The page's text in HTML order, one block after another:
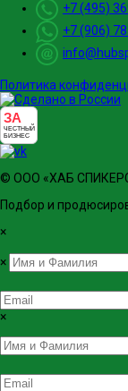
+7 (495)
+7 (906)
Политика
ЗА
ЧЕСТНЫЙ
БИЗНЕС
© ООО «ХАБ
Подбор и
×
×
×